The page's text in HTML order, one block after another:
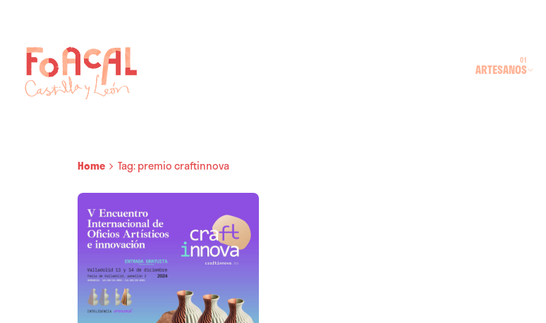
content
ARTESANOS
Home Tag: premio craftinnova